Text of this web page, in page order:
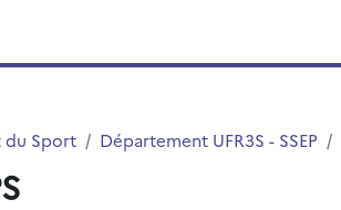
du Sport Département UFR3S - SSEP